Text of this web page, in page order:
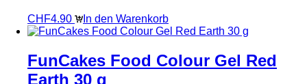
CHF4.90 In den Warenkorb
FunCakes Food Colour Gel Red
Earth 30 g